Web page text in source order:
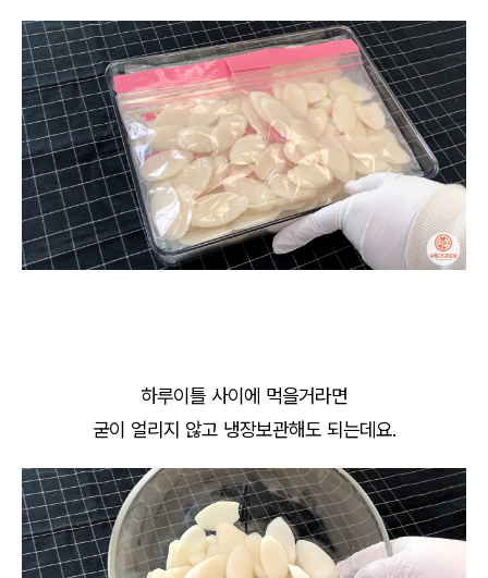
하루이틀 사이에 먹을거라면
굳이 얼리지 않고 냉장보관해도 되는데요.